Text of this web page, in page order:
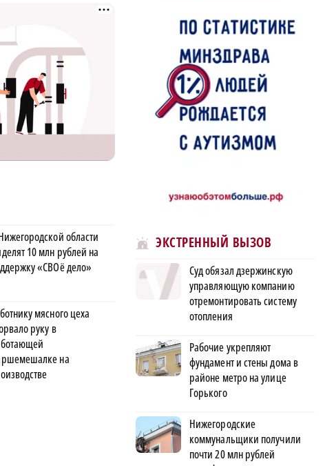
области
10 млн рублей на
«СВОё дело»
мясного цеха
руку в
на
ЭКСТРЕННЫЙ ВЫЗОВ
Суд обязал дзержинскую
управляющую компанию
отремонтировать систему
отопления
Рабочие укрепляют
фундамент и стены дома в
районе метро на улице
Горького
Нижегородские
коммунальщики получили
почти 20 млн рублей